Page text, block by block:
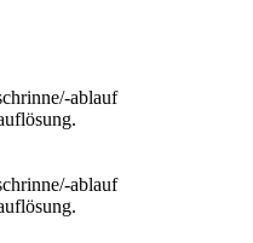
ablauf
ablauf